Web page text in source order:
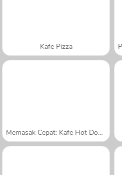
Kafe Pizza
Memasak Cepat: Kafe Hot Dog dan Burger